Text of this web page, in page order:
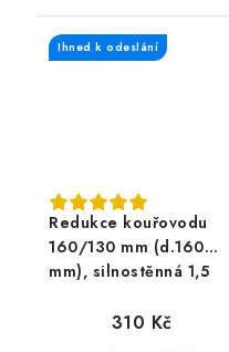
plechu 1,5 mm.
Redukce kouřovodu
160/130 mm (d.160
mm), silnostěnná 1,5
Ihned k odeslání
310 Kč